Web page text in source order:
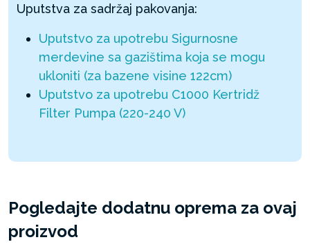
Uputstva za sadržaj pakovanja:
Uputstvo za upotrebu Sigurnosne
merdevine sa gazištima koja se mogu
ukloniti (za bazene visine 122cm)
Uputstvo za upotrebu C1000 Kertridž
Filter Pumpa (220-240 V)
Pogledajte dodatnu oprema za ovaj
proizvod